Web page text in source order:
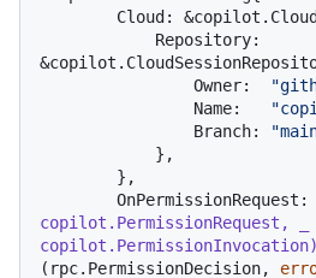
                Owner:
                Name:
                Branch:
        OnPermissionRequest:
copilot.PermissionRequest, _
copilot.PermissionInvocation)
(rpc.PermissionDecision,